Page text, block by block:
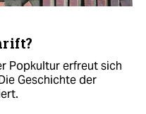
Popkultur erfreut sich
Geschichte der